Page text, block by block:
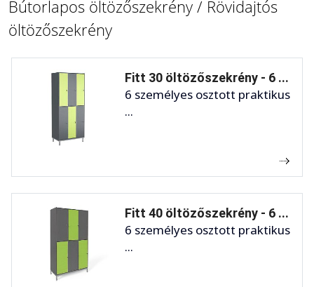
Bútorlapos öltözőszekrény / Rövidajtós
öltözőszekrény
Fitt 30 öltözőszekrény - 6 ...
6 személyes osztott praktikus
...
Fitt 40 öltözőszekrény - 6 ...
6 személyes osztott praktikus
...